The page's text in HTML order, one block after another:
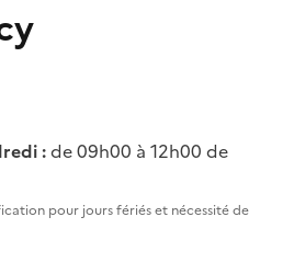
:de 09h00 à 12h00 de
pour jours fériés et nécessité de